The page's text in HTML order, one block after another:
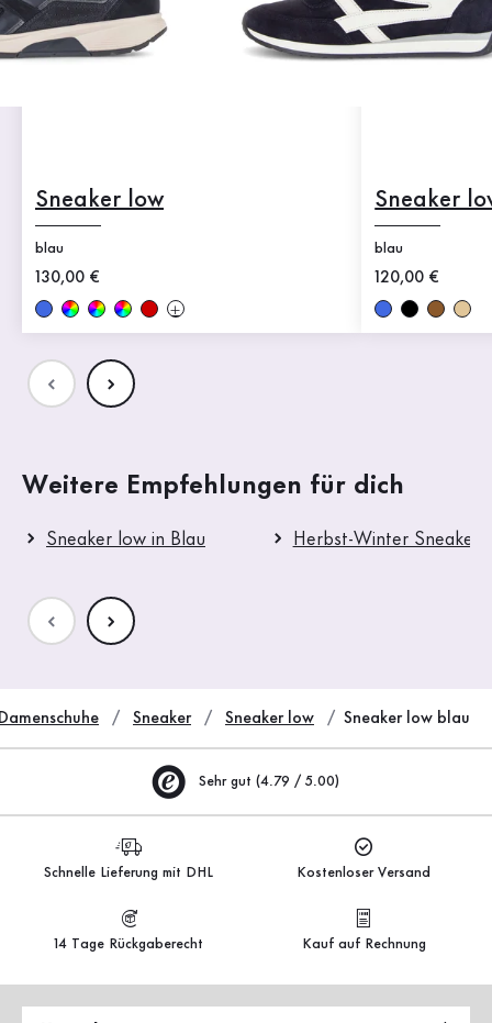
Sneaker low
blau
Neuer Preis
130,00 €
Sneaker
blau
Neuer Preis
120,00 €
Weitere Empfehlungen für dich
Sneaker low in Blau Herbst-Winter Sneaker
Sneaker Sneaker low Sneaker low blau
Sehr gut (4.79 / 5.00)
Schnelle Lieferung mit DHL Kostenloser Versand
14 Tage Rückgaberecht Kauf auf Rechnung